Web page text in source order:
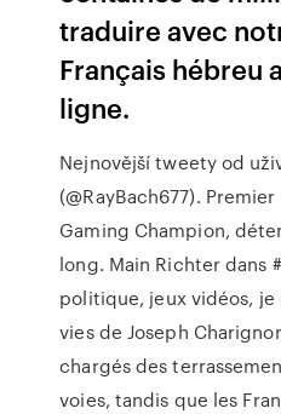
traduire avec
Français hébreu
ligne.
Nejnovější tweety od
(@RayBach677).
Gaming Champion,
long. Main Richter dans
politique, jeux vidéos,
vies de Joseph
chargés des
voies, tandis que les